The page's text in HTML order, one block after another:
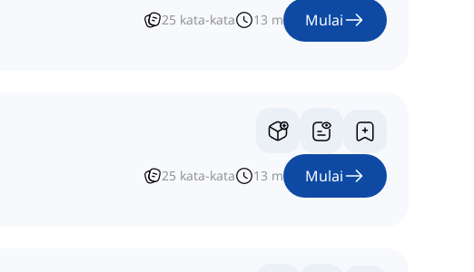
25 kata-kata 13 m Mulai
25 kata-kata 13 m Mulai